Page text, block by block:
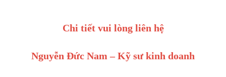
Chi tiết vui lòng liên hệ
Nguyễn Đức Nam – Kỹ sư kinh doanh